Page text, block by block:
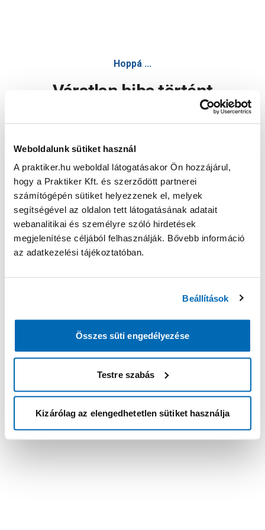
Weboldalunk sütiket használ
A praktiker.hu weboldal látogatásakor Ön hozzájárul,
hogy a Praktiker Kft. és szerződött partnerei
számítógépén sütiket helyezzenek el, melyek
segítségével az oldalon tett látogatásának adatait
webanalitikai és személyre szóló hirdetések
megjelenítése céljából felhasználják. Bővebb információ
az adatkezelési tájékoztatóban.
Beállítások
Összes süti engedélyezése
Testre szabás
Kizárólag az elengedhetetlen sütiket használja
Hoppá ...
Váratlan hiba történt
Oldal újratöltése